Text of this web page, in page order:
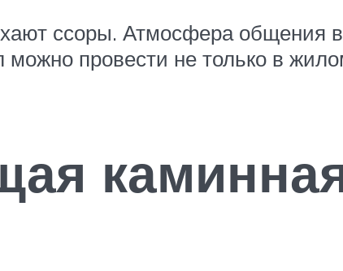
ссоры. Атмосфера общения
провести не только в